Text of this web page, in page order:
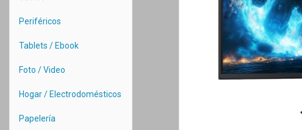
Periféricos
Tablets / Ebook
Foto / Video
Hogar / Electrodomésticos
Papelería